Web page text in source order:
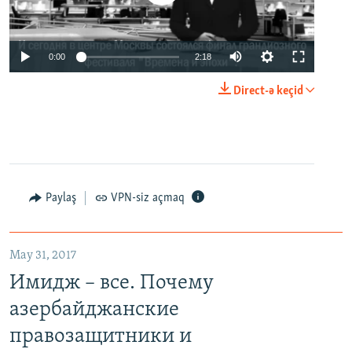
0:00 2:18
Direct-ə keçid
Paylaş VPN-siz açmaq
May 31, 2017
Имидж – все. Почему
азербайджанские
правозащитники и